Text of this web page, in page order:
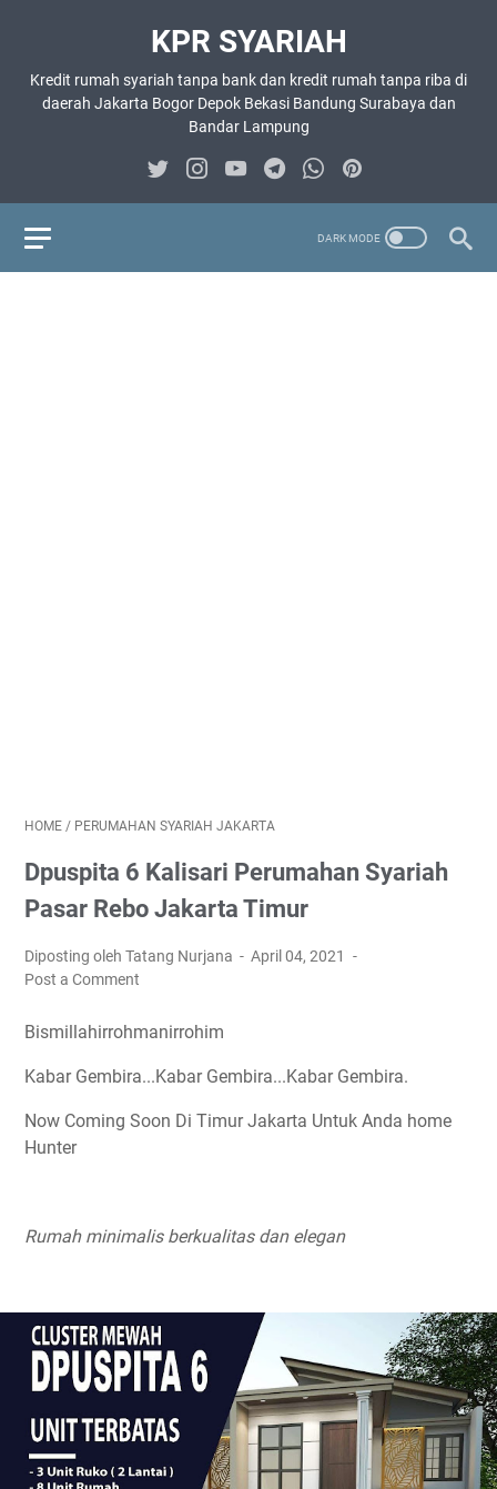
KPR SYARIAH
Kredit rumah syariah tanpa bank dan kredit rumah tanpa riba di
daerah Jakarta Bogor Depok Bekasi Bandung Surabaya dan
Bandar Lampung
HOME / PERUMAHAN SYARIAH JAKARTA
Dpuspita 6 Kalisari Perumahan Syariah
Pasar Rebo Jakarta Timur
Diposting oleh Tatang Nurjana
April 04, 2021
Post a Comment
Bismillahirrohmanirrohim
Kabar Gembira...Kabar Gembira...Kabar Gembira.
Now Coming Soon Di Timur Jakarta Untuk Anda home
Hunter
Rumah minimalis berkualitas dan elegan